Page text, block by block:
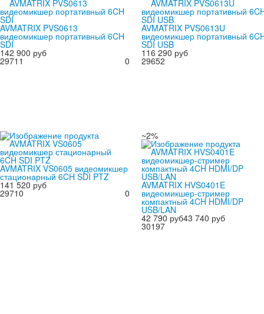
AVMATRIX PVS0613
видеомикшер портативный 6CH
SDI
142 900 руб
0
29711
AVMATRIX PVS0613U
видеомикшер портативный
SDI USB
116 290 руб
29652
AVMATRIX VS0605 видеомикшер
стационарный 6CH SDI PTZ
141 520 руб
0
29710
~2%
AVMATRIX HVS0401E
видеомикшер-стример
компактный 4CH HDMI/DP
USB/LAN
42 790 руб43 740 руб
30197